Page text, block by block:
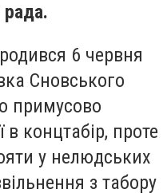
6 червня
Сновського
примусово
в концтабір, проте
у нелюдських
з табору